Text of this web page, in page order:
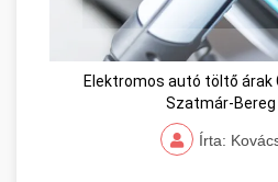
Elektromos autó töltő árak
Szatmár-Bereg
Írta: